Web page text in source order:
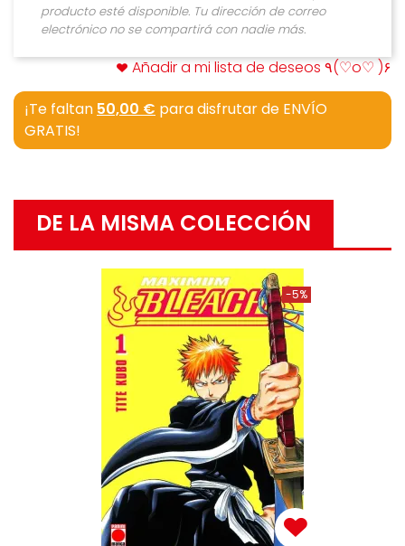
producto esté disponible. Tu dirección de correo
electrónico no se compartirá con nadie más.
Añadir a mi lista de deseos ٩(♡o♡ )۶
¡Te faltan 50,00 € para disfrutar de ENVÍO
GRATIS!
DE LA MISMA COLECCIÓN
-5%